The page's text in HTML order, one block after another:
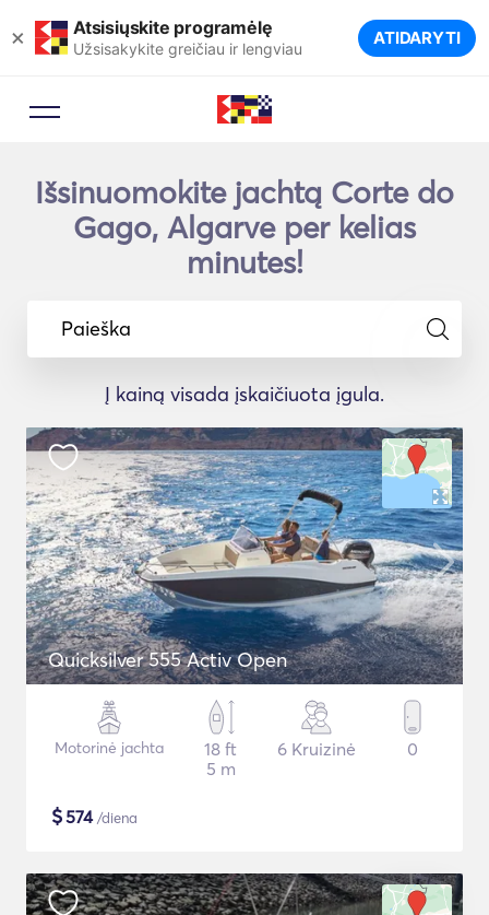
× Atsisiųskite programėlę
Užsisakykite greičiau ir lengviau ATIDARYTI
Išsinuomokite jachtą Corte do
Gago, Algarve per kelias
minutes!
Paieška
Į kainą visada įskaičiuota įgula.
Quicksilver 555 Activ Open
Motorinė jachta
18 ft
5 m
6 Kruizinė 0
$574/diena